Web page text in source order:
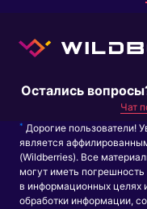
Остались
Чат
* Дорогие пользователи!
является
(Wildberries). Все
могут иметь
в информационных целях
обработки информации,